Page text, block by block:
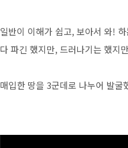
일반이 이해가 쉽고, 보아서 와!
다 파긴 했지만, 드러나기는 했지
매입한 땅을 3군데로 나누어 발